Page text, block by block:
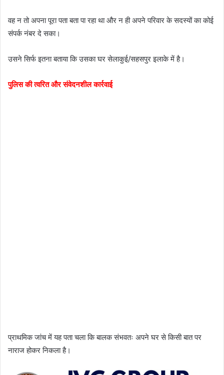
वह न तो अपना पूरा पता बता पा रहा था और न ही अपने परिवार के सदस्यों का कोई
संपर्क नंबर दे सका।
उसने सिर्फ इतना बताया कि उसका घर सेलाकुई/सहसपुर इलाके में है।
पुलिस की त्वरित और संवेदनशील कार्रवाई
प्राथमिक जांच में यह पता चला कि बालक संभवतः अपने घर से किसी बात पर
नाराज होकर निकला है।